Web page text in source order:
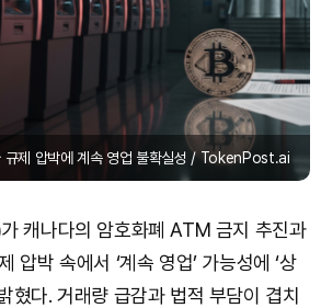
규제 압박에 계속 영업 불확실성 / TokenPost.ai
캐나다의 암호화폐 ATM 금지 추진과
압박 속에서 ‘계속 영업’ 가능성에 ‘상
혔다. 거래량 급감과 법적 부담이 겹치